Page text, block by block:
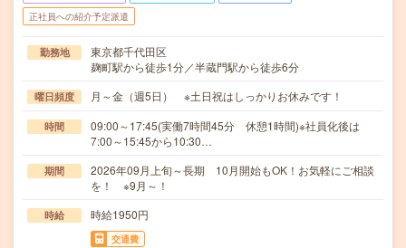
正社員への紹介予定派遣
勤務地
東京都千代田区
麹町駅から徒歩1分／半蔵門駅から徒歩6分
曜日頻度 月～金（週5日） ※土日祝はしっかりお休みです！
時間
09:00～17:45(実働7時間45分 休憩1時間)※社員化後は
7:00～15:45から10:30…
期間
2026年09月上旬～長期 10月開始もOK！お気軽にご相談
を！ ※9月～！
時給 時給1950円
交通費